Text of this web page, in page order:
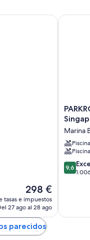
El
precio
actual
de
298 €
298 €
tasas e impuestos
27 ago al 28 ago
Marina
Bay,
Marina
Bay
Marina
Piscina
9.6
sobre
9,6
parecidos